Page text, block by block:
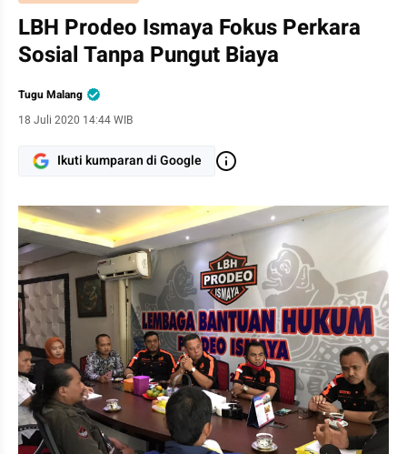
LBH Prodeo Ismaya Fokus Perkara
Sosial Tanpa Pungut Biaya
Tugu Malang
18 Juli 2020 14:44 WIB
Ikuti kumparan di Google